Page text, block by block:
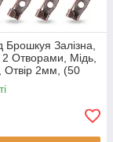
Брошкуя Залізна,
2 Отворами, Мідь,
Отвір 2мм, (50